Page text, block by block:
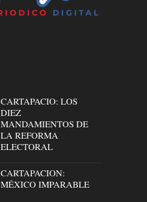
CARTAPACIO: LOS
DIEZ
MANDAMIENTOS DE
LA REFORMA
ELECTORAL
CARTAPACION:
MÉXICO IMPARABLE